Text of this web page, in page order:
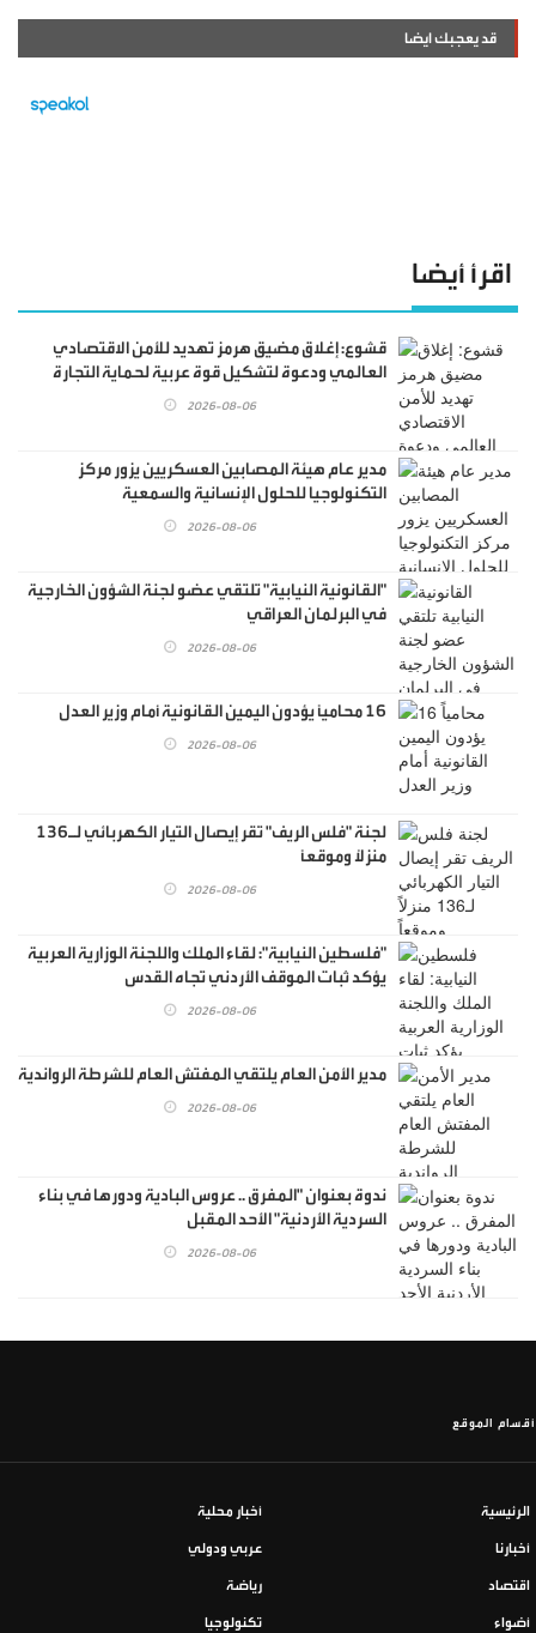
قد يعجبك ايضا
اقرأ أيضا
قشوع: إغلاق مضيق هرمز تهديد للأمن الاقتصادي
العالمي ودعوة لتشكيل قوة عربية لحماية التجارة
2026-08-06
مدير عام هيئة المصابين العسكريين يزور مركز
التكنولوجيا للحلول الإنسانية والسمعية
2026-08-06
"القانونية النيابية" تلتقي عضو لجنة الشؤون الخارجية
في البرلمان العراقي
2026-08-06
16 محامياً يؤدون اليمين القانونية أمام وزير العدل
2026-08-06
لجنة "فلس الريف" تقر إيصال التيار الكهربائي لـ136
منزلاً وموقعاً
2026-08-06
"فلسطين النيابية": لقاء الملك واللجنة الوزارية العربية
يؤكد ثبات الموقف الأردني تجاه القدس
2026-08-06
مدير الأمن العام يلتقي المفتش العام للشرطة الرواندية
2026-08-06
ندوة بعنوان "المفرق .. عروس البادية ودورها في بناء
السردية الأردنية" الأحد المقبل
2026-08-06
أقسام الموقع
الرئيسية أخبار محلية
أخبارنا عربي ودولي
اقتصاد رياضة
أضواء تكنولوجيا